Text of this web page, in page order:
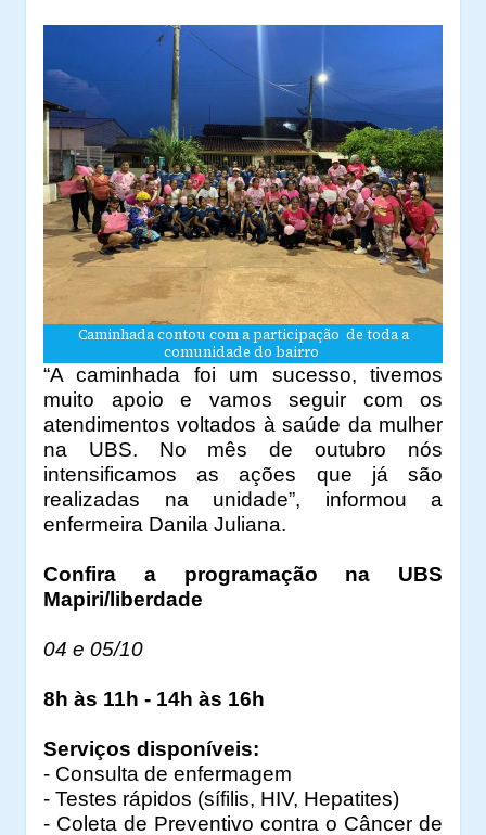
Caminhada contou com a participação de toda a
comunidade do bairro
“A caminhada foi um sucesso, tivemos
muito apoio e vamos seguir com os
atendimentos voltados à saúde da mulher
na UBS. No mês de outubro nós
intensificamos as ações que já são
realizadas na unidade”, informou a
enfermeira Danila Juliana.
Confira a programação na UBS
Mapiri/liberdade
04 e 05/10
8h às 11h - 14h às 16h
Serviços disponíveis:
- Consulta de enfermagem
- Testes rápidos (sífilis, HIV, Hepatites)
- Coleta de Preventivo contra o Câncer de